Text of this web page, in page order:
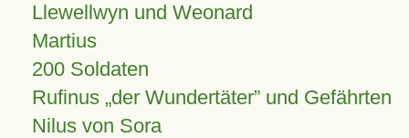
Llewellwyn und Weonard
Martius
200 Soldaten
Rufinus „der Wundertäter” und Gefährten
Nilus von Sora